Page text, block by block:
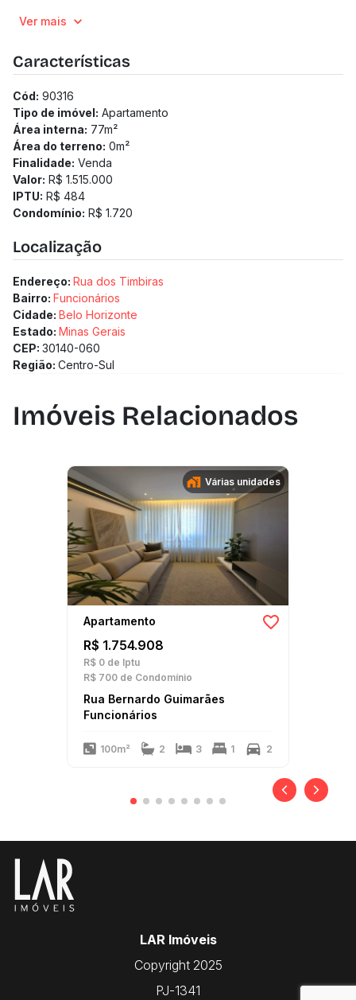
próximo de comércios e serviços, como supermercados,
que reforça o conceito de qualidade de vida .
Ver mais
Características
Cód: 90316
Tipo de imóvel: Apartamento
Área interna: 77m²
Área do terreno: 0m²
Finalidade: Venda
Valor: R$ 1.515.000
IPTU: R$ 484
Condomínio: R$ 1.720
Localização
Endereço: Rua dos Timbiras
Bairro: Funcionários
Cidade: Belo Horizonte
Estado: Minas Gerais
CEP: 30140-060
Região: Centro-Sul
Imóveis Relacionados
Várias unidades
Apartamento
R$ 1.754.908
R$ 0 de Iptu
R$ 700 de Condomínio
Rua Bernardo Guimarães
Funcionários
100m² 2 3 1 2
LAR Imóveis
Copyright 2025
PJ-1341